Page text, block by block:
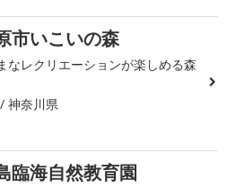
市いこいの森
なレクリエーションが楽しめる森
神奈川県
臨海自然教育園